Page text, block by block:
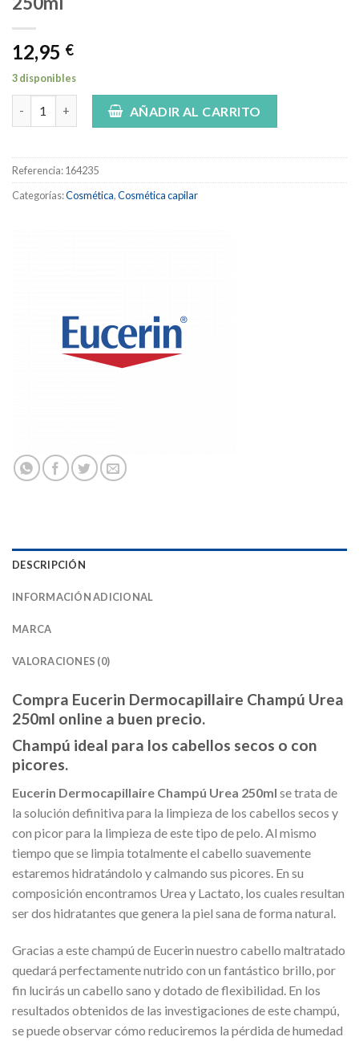
12,95 €
3 disponibles
Eucerin Dermocapillaire Champú Urea 250ml cantidad
AÑADIR AL CARRITO
Referencia:164235
Categorías:Cosmética,Cosmética capilar
DESCRIPCIÓN
INFORMACIÓN ADICIONAL
MARCA
VALORACIONES (0)
Compra Eucerin Dermocapillaire Champú Urea
250ml online a buen precio.
Champú ideal para los cabellos secos o con
picores.
Eucerin Dermocapillaire Champú Urea 250ml se trata de
la solución definitiva para la limpieza de los cabellos secos y
con picor para la limpieza de este tipo de pelo. Al mismo
tiempo que se limpia totalmente el cabello suavemente
estaremos hidratándolo y calmando sus picores. En su
composición encontramos Urea y Lactato, los cuales resultan
ser dos hidratantes que genera la piel sana de forma natural.
Gracias a este champú de Eucerin nuestro cabello maltratado
quedará perfectamente nutrido con un fantástico brillo, por
fin lucirás un cabello sano y dotado de flexibilidad. En los
resultados obtenidos de las investigaciones de este champú,
se puede observar cómo reduciremos la pérdida de humedad